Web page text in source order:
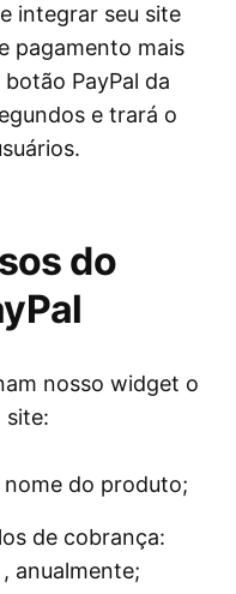
integrar seu site
pagamento mais
PayPal da
e trará o
do
nosso widget o
site:
do produto;
de cobrança:
anualmente;